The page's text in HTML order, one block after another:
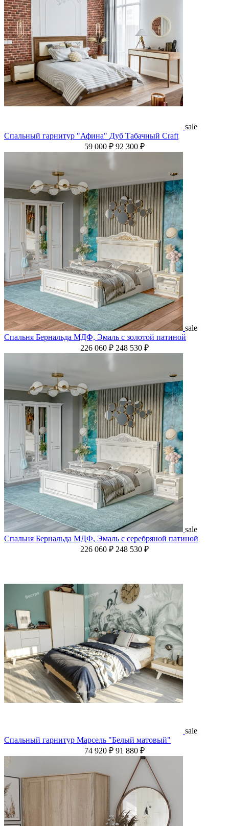
sale
Спальный гарнитур "Афина" Дуб Табачный Craft
59 000 ₽ 92 300 ₽
sale
Спальня Бернальда МДФ, Эмаль с золотой патиной
226 060 ₽ 248 530 ₽
sale
Спальня Бернальда МДФ, Эмаль с серебряной патиной
226 060 ₽ 248 530 ₽
sale
Спальный гарнитур Марсель "Белый матовый"
74 920 ₽ 91 880 ₽